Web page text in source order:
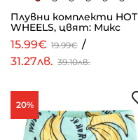
Плувни комплекти HOT
WHEELS, цвят: Микс
15.99€ 19.99€ /
31.27лв. 39.10лв.
20%